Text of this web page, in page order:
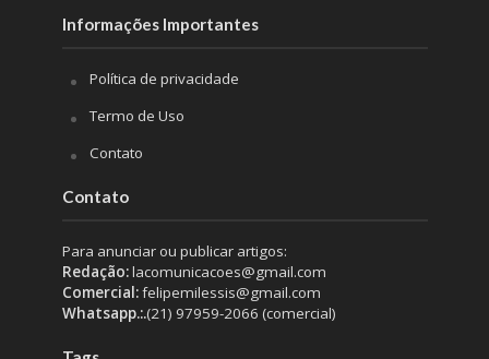
Informações Importantes
Política de privacidade
Termo de Uso
Contato
Contato
Para anunciar ou publicar artigos:
Redação:lacomunicacoes@gmail.com
Comercial:felipemilessis@gmail.com
Whatsapp.:.(21) 97959-2066 (comercial)